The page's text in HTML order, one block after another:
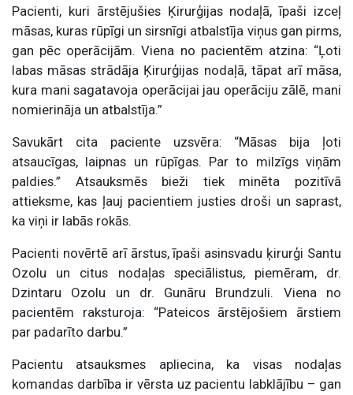
Pacienti, kuri ārstējušies Ķirurģijas nodaļā, īpaši izceļ
māsas, kuras rūpīgi un sirsnīgi atbalstīja viņus gan pirms,
gan pēc operācijām. Viena no pacientēm atzina: “Ļoti
labas māsas strādāja Ķirurģijas nodaļā, tāpat arī māsa,
kura mani sagatavoja operācijai jau operāciju zālē, mani
nomierināja un atbalstīja.”
Savukārt cita paciente uzsvēra: “Māsas bija ļoti
atsaucīgas, laipnas un rūpīgas. Par to milzīgs viņām
paldies.” Atsauksmēs bieži tiek minēta pozitīvā
attieksme, kas ļauj pacientiem justies droši un saprast,
ka viņi ir labās rokās.
Pacienti novērtē arī ārstus, īpaši asinsvadu ķirurģi Santu
Ozolu un citus nodaļas speciālistus, piemēram, dr.
Dzintaru Ozolu un dr. Gunāru Brundzuli. Viena no
pacientēm raksturoja: “Pateicos ārstējošiem ārstiem
par padarīto darbu.”
Pacientu atsauksmes apliecina, ka visas nodaļas
komandas darbība ir vērsta uz pacientu labklājību – gan